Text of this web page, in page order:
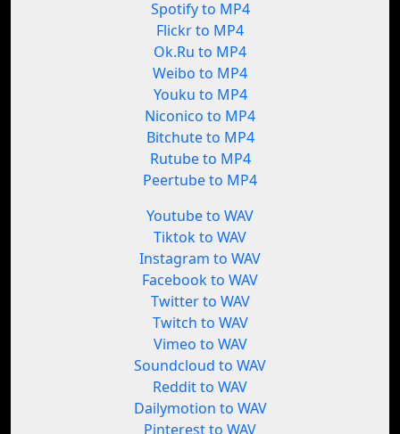
Spotify to MP4
Flickr to MP4
Ok.Ru to MP4
Weibo to MP4
Youku to MP4
Niconico to MP4
Bitchute to MP4
Rutube to MP4
Peertube to MP4
Youtube to WAV
Tiktok to WAV
Instagram to WAV
Facebook to WAV
Twitter to WAV
Twitch to WAV
Vimeo to WAV
Soundcloud to WAV
Reddit to WAV
Dailymotion to WAV
Pinterest to WAV